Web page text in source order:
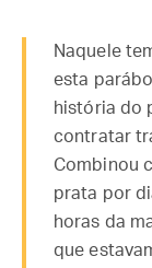
Naquele
esta
história do
contratar
Combinou
prata por
horas da
que